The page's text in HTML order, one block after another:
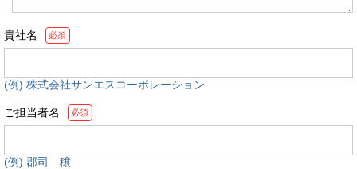
貴社名 必須
(例) 株式会社サンエスコーポレーション
ご担当者名 必須
(例) 郡司 穣